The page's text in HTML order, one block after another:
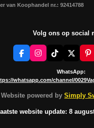
van Koophandel nr.: 92414788
Volg ons op social
F
a
e
b
o
o
I
n
t
a
g
r
m
T
k
T
o
k
X
P
i
t
e
r
e
t
WhatsApp:
whatsapp.com/channel/
Website powered bySimply
website update: 8